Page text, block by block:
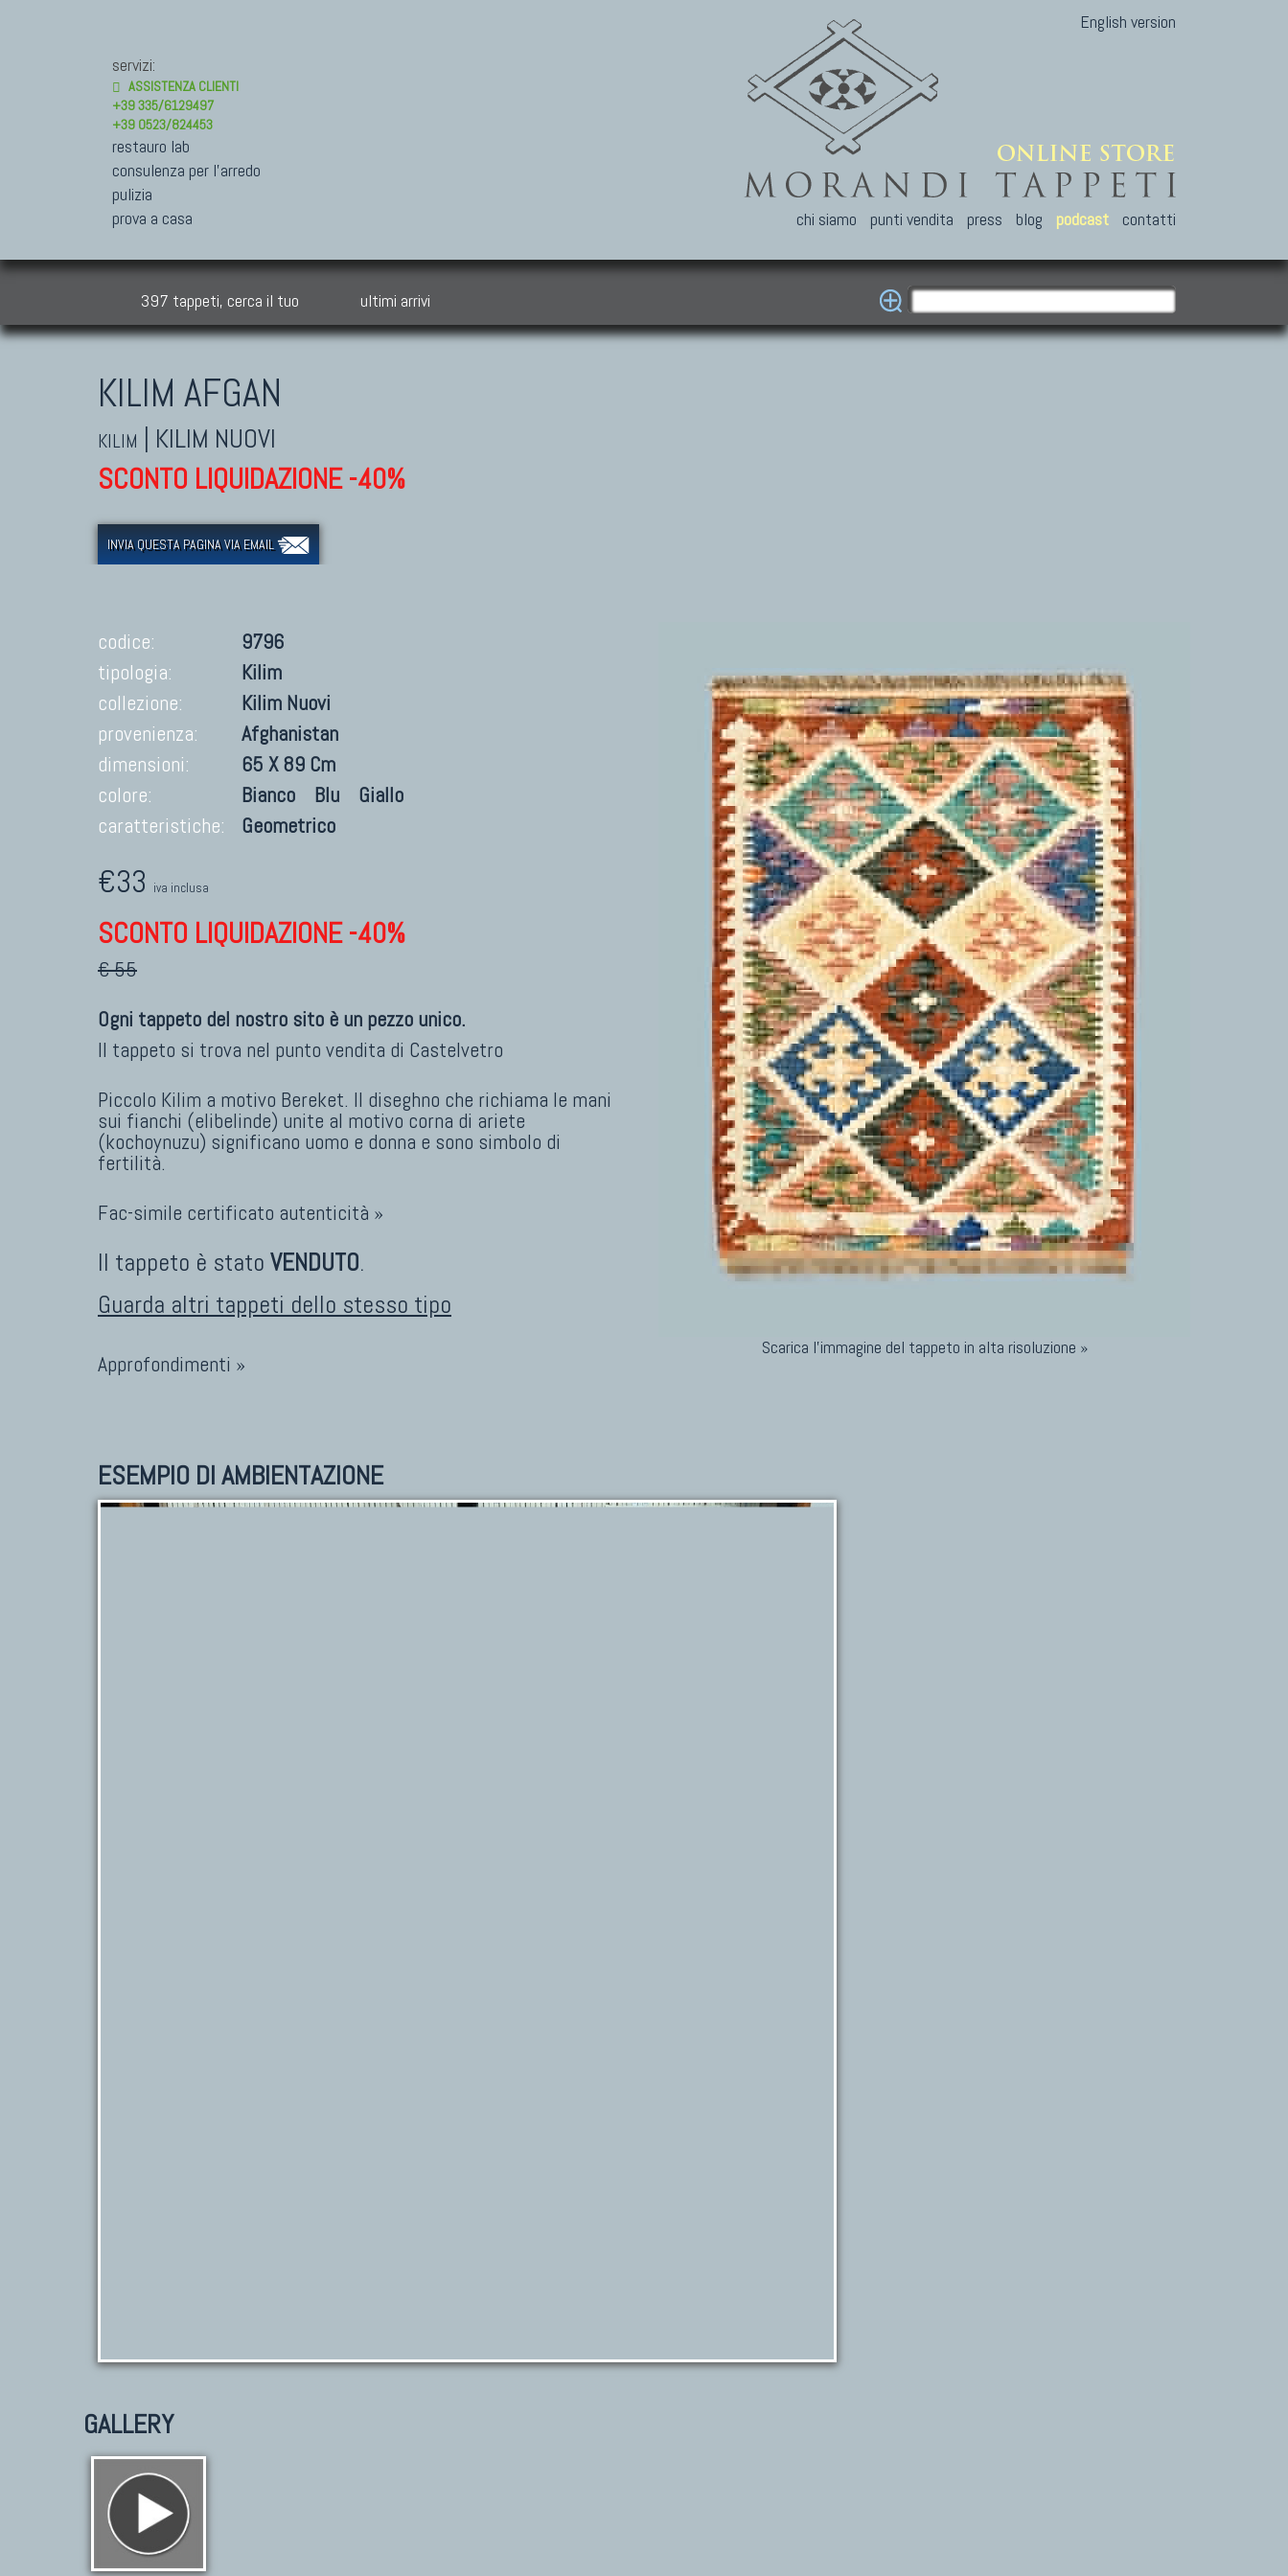
servizi:
ASSISTENZA CLIENTI
+39 335/6129497
+39 0523/824453
restauro lab
consulenza per l'arredo
pulizia
prova a casa
English version
chi siamo punti vendita press blog podcast contatti
397 tappeti, cerca il tuo ultimi arrivi
KILIM AFGAN
KILIM KILIM NUOVI
SCONTO LIQUIDAZIONE -40%
INVIA QUESTA PAGINA VIA EMAIL
Scarica l'immagine del tappeto in alta risoluzione »
codice:
9796
tipologia:
Kilim
collezione:
Kilim Nuovi
provenienza:
Afghanistan
dimensioni:
65 X 89 Cm
colore:
Bianco Blu
Giallo
caratteristiche:
Geometrico
€33 iva inclusa
SCONTO LIQUIDAZIONE -40%
€ 55
Ogni tappeto del nostro sito è un pezzo unico.
Il tappeto si trova nel punto vendita di Castelvetro
Piccolo Kilim a motivo Bereket. Il diseghno che richiama le mani
sui fianchi (elibelinde) unite al motivo corna di ariete
(kochoynuzu) significano uomo e donna e sono simbolo di
fertilità.
Fac-simile certificato autenticità »
Il tappeto è stato VENDUTO.
Guarda altri tappeti dello stesso tipo
Approfondimenti »
ESEMPIO DI AMBIENTAZIONE
GALLERY